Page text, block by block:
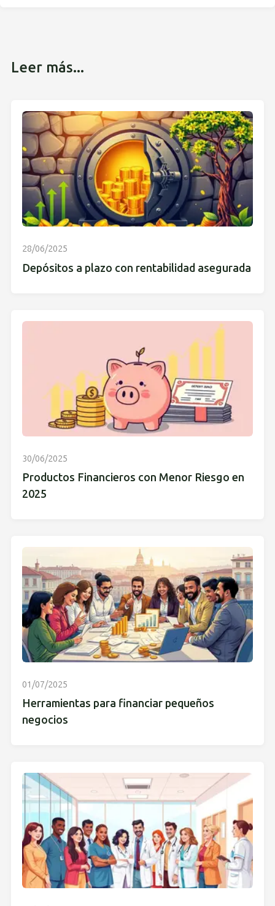
Leer más...
28/06/2025
Depósitos a plazo con rentabilidad asegurada
30/06/2025
Productos Financieros con Menor Riesgo en
2025
01/07/2025
Herramientas para financiar pequeños
negocios